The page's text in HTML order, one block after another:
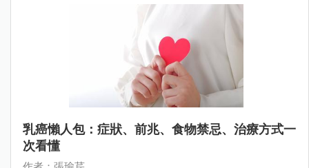
乳癌懶人包：症狀、前兆、食物禁忌、治療方式一
次看懂